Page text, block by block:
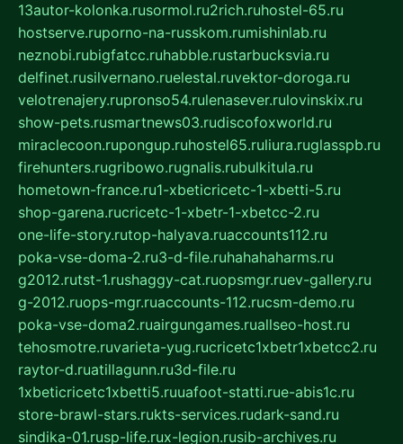
13autor-kolonka.rusormol.ru2rich.ruhostel-65.ru
hostserve.ruporno-na-russkom.rumishinlab.ru
neznobi.rubigfatcc.ruhabble.rustarbucksvia.ru
delfinet.rusilvernano.ruelestal.ruvektor-doroga.ru
velotrenajery.rupronso54.rulenasever.rulovinskix.ru
show-pets.rusmartnews03.rudiscofoxworld.ru
miraclecoon.rupongup.ruhostel65.ruliura.ruglasspb.ru
firehunters.rugribowo.rugnalis.rubulkitula.ru
hometown-france.ru1-xbeticricetc-1-xbetti-5.ru
shop-garena.rucricetc-1-xbetr-1-xbetcc-2.ru
one-life-story.rutop-halyava.ruaccounts112.ru
poka-vse-doma-2.ru3-d-file.ruhahahaharms.ru
g2012.rutst-1.rushaggy-cat.ruopsmgr.ruev-gallery.ru
g-2012.ruops-mgr.ruaccounts-112.rucsm-demo.ru
poka-vse-doma2.ruairgungames.ruallseo-host.ru
tehosmotre.ruvarieta-yug.rucricetc1xbetr1xbetcc2.ru
raytor-d.ruatillagunn.ru3d-file.ru
1xbeticricetc1xbetti5.ruuafoot-statti.rue-abis1c.ru
store-brawl-stars.rukts-services.rudark-sand.ru
sindika-01.rusp-life.rux-legion.rusib-archives.ru